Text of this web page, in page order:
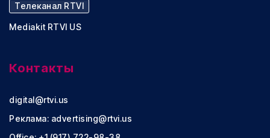
Телеканал RTVI
Mediakit RTVI US
Контакты
digital@rtvi.us
Реклама: advertising@rtvi.us